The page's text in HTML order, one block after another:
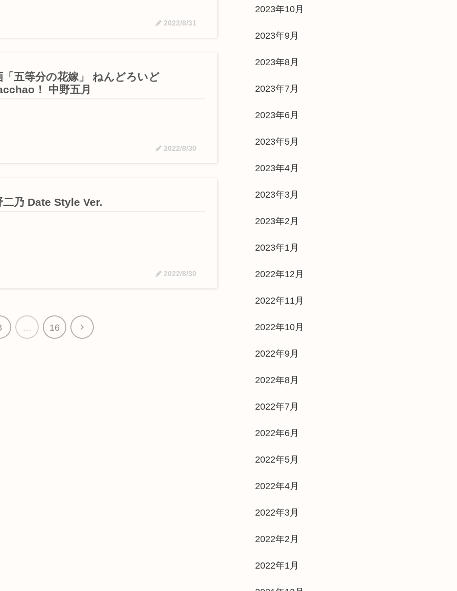
2022/8/31
「五等分の花嫁」 ねんどろいど
！ 中野五月
2022/8/30
二乃 Date Style Ver.
2022/8/30
… 16
2023年10月
2023年9月
2023年8月
2023年7月
2023年6月
2023年5月
2023年4月
2023年3月
2023年2月
2023年1月
2022年12月
2022年11月
2022年10月
2022年9月
2022年8月
2022年7月
2022年6月
2022年5月
2022年4月
2022年3月
2022年2月
2022年1月